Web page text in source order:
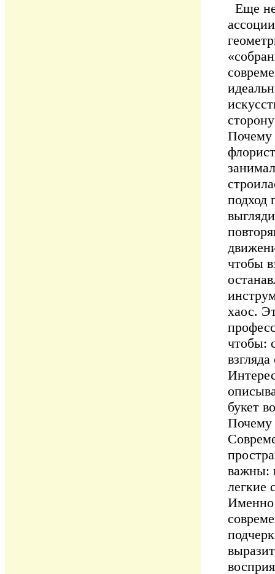
Еще
Почему
подход
чтобы
хаос.
чтобы:
букет
Почему
важны:
легкие
Именно